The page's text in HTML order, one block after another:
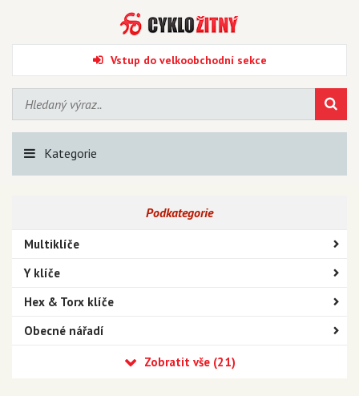
Vstup do velkoobchodní sekce
Kategorie
Podkategorie
Multiklíče
Y klíče
Hex & Torx klíče
Obecné nářadí